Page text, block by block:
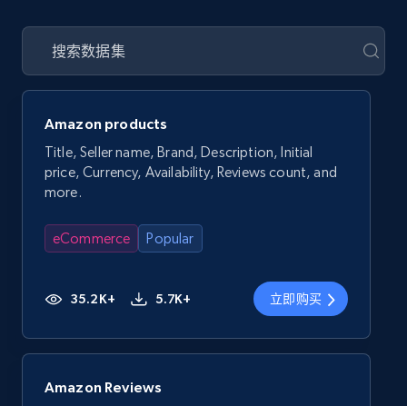
Amazon products
Title, Seller name, Brand, Description, Initial
price, Currency, Availability, Reviews count, and
more.
eCommerce Popular
35.2K+ 5.7K+ 立即购买
Amazon Reviews